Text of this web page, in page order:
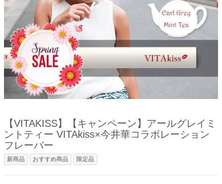
【VITAKISS】
【キャンペーン】アールグレイミ
ントティー VITAkiss×今井華コラボレーション
フレーバー
新商品 おすすめ商品 限定品